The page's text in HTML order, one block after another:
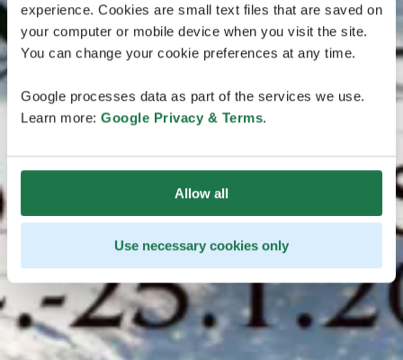
experience. Cookies are small text files that are saved on
your computer or mobile device when you visit the site.
You can change your cookie preferences at any time.
Google processes data as part of the services we use.
Learn more: Google Privacy & Terms.
Allow all
Use necessary cookies only